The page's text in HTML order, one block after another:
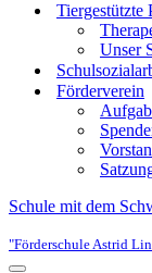
Tiergestützte
Unser
Förderverein
Schule mit dem
"Förderschule Astrid